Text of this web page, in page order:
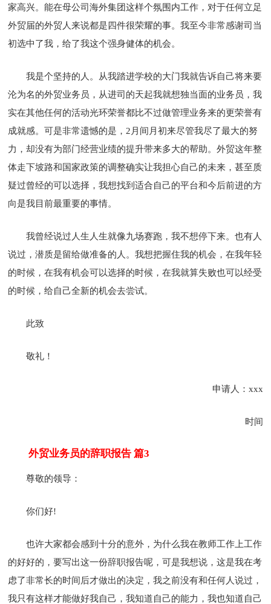
家高兴。能在母公司海外集团这样个氛围内工作，对于任何立足
外贸届的外贸人来说都是四件很荣耀的事。我至今非常感谢司当
初选中了我，给了我这个强身健体的机会。
我是个坚持的人。从我踏进学校的大门我就告诉自己将来要
沦为名的外贸业务员，从进司的天起我就想独当面的业务员，我
实在其他任何的活动光环荣誉都比不过做管理业务来的更荣誉有
成就感。可是非常遗憾的是，2月间月初来尽管我尽了最大的努
力，却没有为部门经营业绩的提升带来多大的帮助。外贸这年整
体走下坡路和国家政策的调整确实让我担心自己的未来，甚至质
疑过曾经的可以选择，我想找到适合自己的平台和今后前进的方
向是我目前最重要的事情。
我曾经说过人生人生就像九场赛跑，我不想停下来。也有人
说过，潜质是留给做准备的人。我想把握住我的机会，在我年轻
的时候，在我有机会可以选择的时候，在我就算失败也可以经受
的时候，给自己全新的机会去尝试。
此致
敬礼！
申请人：xxx
时间
外贸业务员的辞职报告 篇3
尊敬的领导：
你们好!
也许大家都会感到十分的意外，为什么我在教师工作上工作
的好好的，要写出这一份辞职报告呢，可是我想说，这是我在考
虑了非常长的时间后才做出的决定，我之前没有和任何人说过，
我只有这样才能做好我自己，我知道自己的能力，我也知道自己